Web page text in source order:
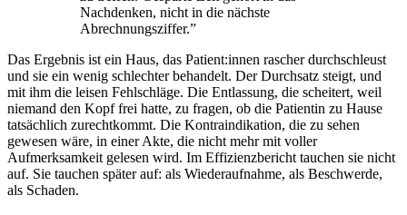
Nachdenken, nicht in die nächste
Abrechnungsziffer.”
Das Ergebnis ist ein Haus, das Patient:innen rascher durchschleust
und sie ein wenig schlechter behandelt. Der Durchsatz steigt, und
mit ihm die leisen Fehlschläge. Die Entlassung, die scheitert, weil
niemand den Kopf frei hatte, zu fragen, ob die Patientin zu Hause
tatsächlich zurechtkommt. Die Kontraindikation, die zu sehen
gewesen wäre, in einer Akte, die nicht mehr mit voller
Aufmerksamkeit gelesen wird. Im Effizienzbericht tauchen sie nicht
auf. Sie tauchen später auf: als Wiederaufnahme, als Beschwerde,
als Schaden.